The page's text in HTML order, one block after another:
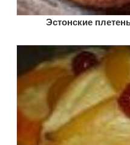
Эстонские